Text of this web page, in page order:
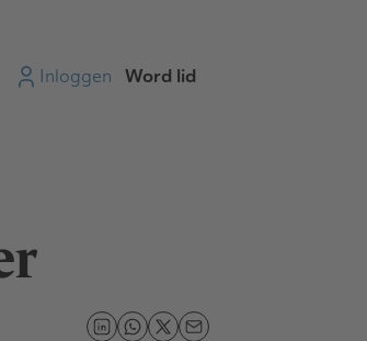
Inloggen Word lid